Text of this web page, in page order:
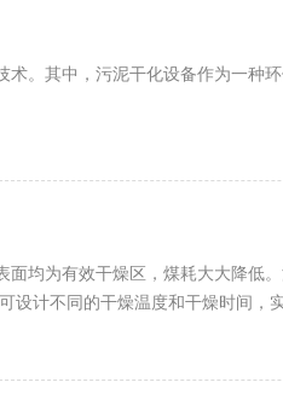
。其中，污泥干化设备作为一种
均为有效干燥区，煤耗大大降低
计不同的干燥温度和干燥时间，